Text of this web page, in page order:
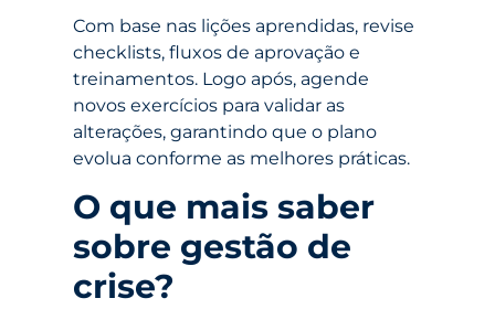
Com base nas lições aprendidas, revise
checklists, fluxos de aprovação e
treinamentos. Logo após, agende
novos exercícios para validar as
alterações, garantindo que o plano
evolua conforme as melhores práticas.
O que mais saber
sobre gestão de
crise?